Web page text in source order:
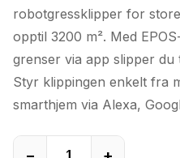
robotgressklipper for
opptil 3200 m². Med
grenser via app slipper du
Styr klippingen enkelt fra
smarthjem via Alexa,